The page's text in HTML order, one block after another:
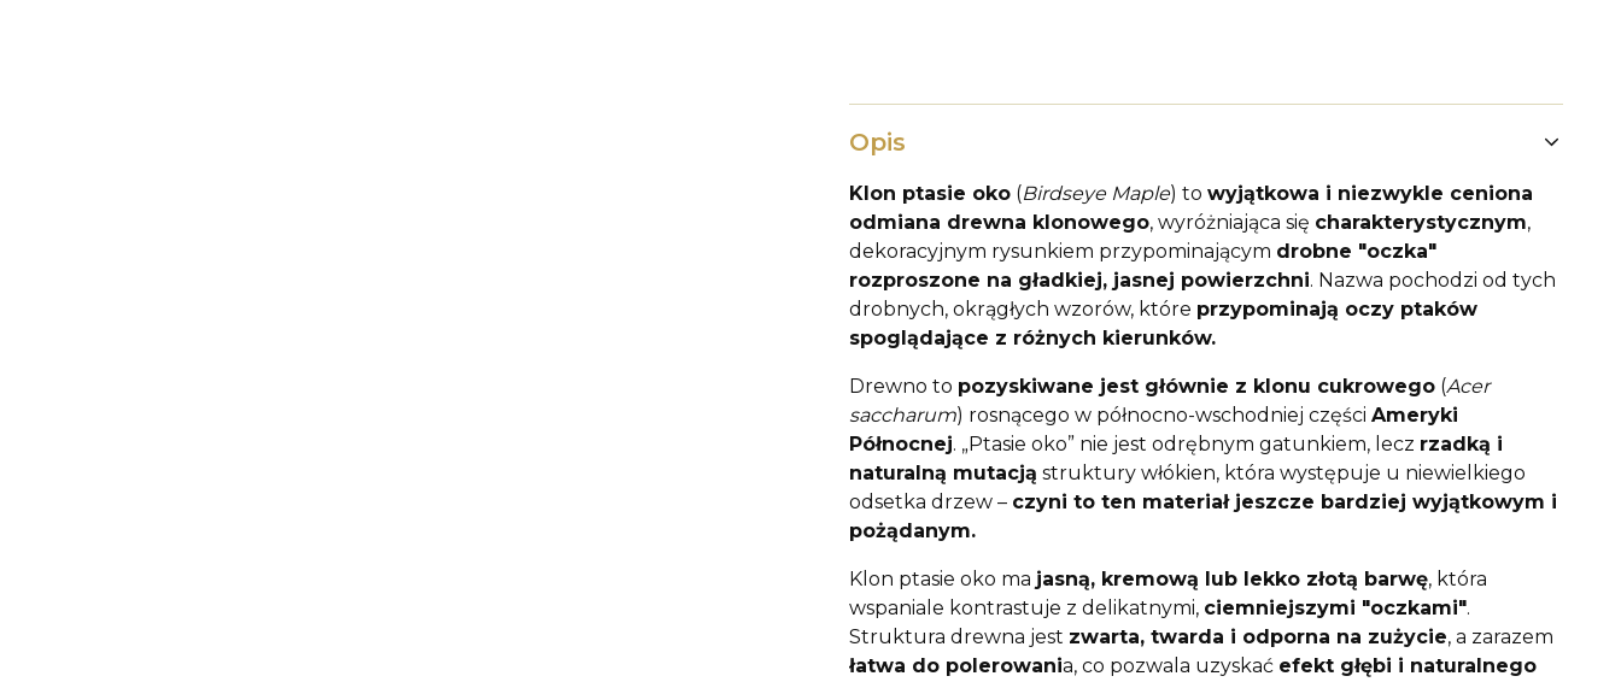
Opis
Klon ptasie oko (Birdseye Maple) to wyjątkowa i niezwykle ceniona
odmiana drewna klonowego, wyróżniająca się charakterystycznym,
dekoracyjnym rysunkiem przypominającym drobne "oczka"
rozproszone na gładkiej, jasnej powierzchni. Nazwa pochodzi od tych
drobnych, okrągłych wzorów, które przypominają oczy ptaków
spoglądające z różnych kierunków.
Drewno to pozyskiwane jest głównie z klonu cukrowego (Acer
saccharum) rosnącego w północno-wschodniej części Ameryki
Północnej. „Ptasie oko” nie jest odrębnym gatunkiem, lecz rzadką i
naturalną mutacją struktury włókien, która występuje u niewielkiego
odsetka drzew – czyni to ten materiał jeszcze bardziej wyjątkowym i
pożądanym.
Klon ptasie oko ma jasną, kremową lub lekko złotą barwę, która
wspaniale kontrastuje z delikatnymi, ciemniejszymi "oczkami".
Struktura drewna jest zwarta, twarda i odporna na zużycie, a zarazem
łatwa do polerowania, co pozwala uzyskać efekt głębi i naturalnego